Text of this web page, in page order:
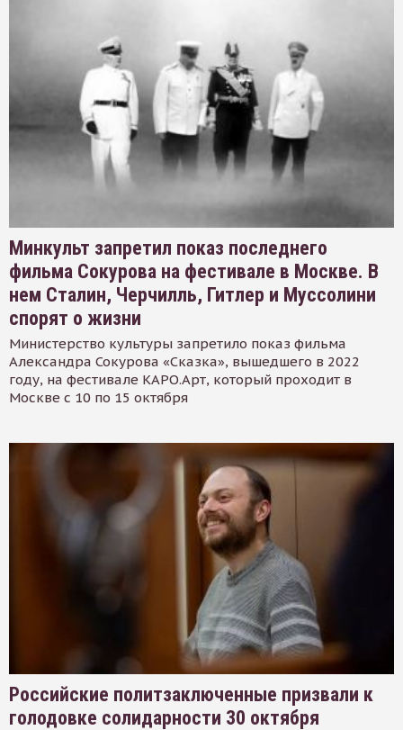
Минкульт запретил показ последнего
фильма Сокурова на фестивале в Москве. В
нем Сталин, Черчилль, Гитлер и Муссолини
спорят о жизни
Министерство культуры запретило показ фильма
Александра Сокурова «Сказка», вышедшего в 2022
году, на фестивале КАРО.Арт, который проходит в
Москве с 10 по 15 октября
Российские политзаключенные призвали к
голодовке солидарности 30 октября